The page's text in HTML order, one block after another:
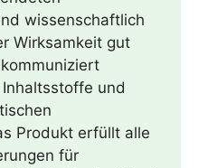
wissenschaftlich
Wirksamkeit gut
und
Produkt erfüllt alle
für